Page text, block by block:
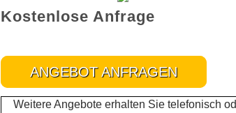
Kostenlose Anfrage
ANGEBOT ANFRAGEN
Weitere Angebote erhalten Sie telefonisch